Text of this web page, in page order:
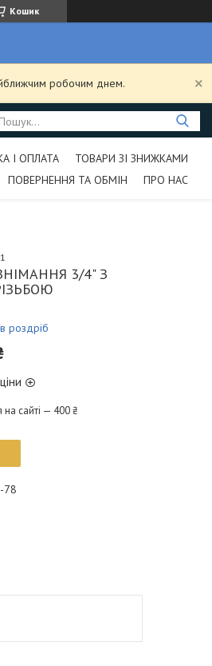
Кошик
робочим днем.
І ОПЛАТА
ТОВАРИ ЗІ ЗНИЖКАМИ
ПОВЕРНЕННЯ ТА ОБМІН
ПРО НАС
3/4" З
роздріб
сайті — 400 ₴
78